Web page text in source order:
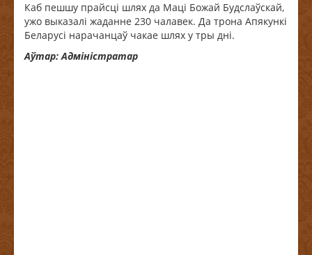
Каб пешшу прайсці шлях да Маці Божай Будслаўскай,
ужо выказалі жаданне 230 чалавек. Да трона Апякункі
Беларусі нарачанцаў чакае шлях у тры дні.
Аўтар: Адміністратар